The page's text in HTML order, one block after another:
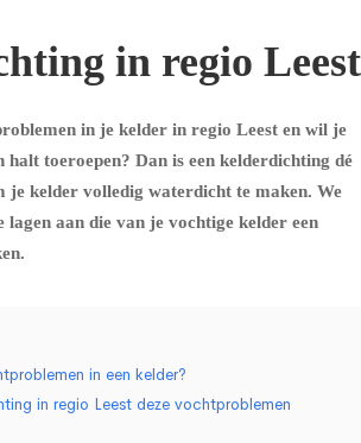
in regio Leest
in je kelder in regio Leest en wil je
halt toeroepen? Dan is een kelderdichting dé
je kelder volledig waterdicht te maken. We
lagen aan die van je vochtige kelder een
in een kelder?
in regio Leest deze vochtproblemen